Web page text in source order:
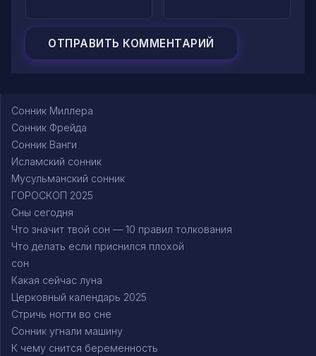
Сонник Миллера
Сонник Фрейда
Сонник Ванги
Исламский сонник
Мусульманский сонник
ГОРОСКОП 2025
Сны сегодня
Что значит твой сон — 10 правил толкования
Что делать если приснился плохой
сон
Какая сейчас луна
Церковный календарь 2025
Стричь ногти во сне
Сонник угнали машину
К чему снится беременность